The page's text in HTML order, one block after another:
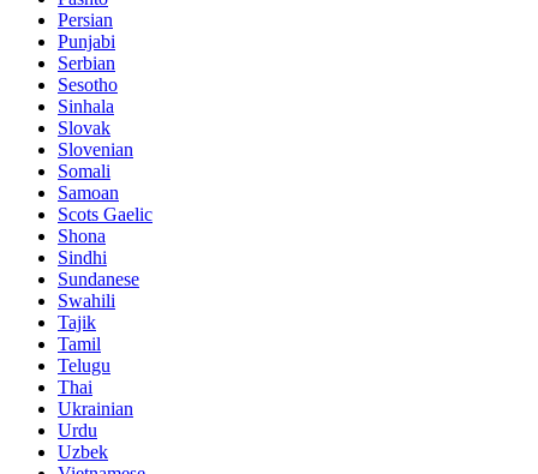
Persian
Punjabi
Serbian
Sesotho
Sinhala
Slovak
Slovenian
Somali
Samoan
Scots Gaelic
Shona
Sindhi
Sundanese
Swahili
Tajik
Tamil
Telugu
Thai
Ukrainian
Urdu
Uzbek